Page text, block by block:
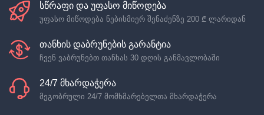
სწრაფი და უფასო მიწოდება
უფასო მიწოდება ნებისმიერ შენაძენზე 200 ₾ ლარიდან
თანხის დაბრუნების გარანტია
ჩვენ ვაბრუნებთ თანხას 30 დღის განმავლობაში
24/7 მხარდაჭერა
მეგობრული 24/7 მომხმარებელთა მხარდაჭერა